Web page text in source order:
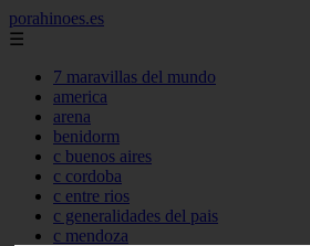
porahinoes.es
☰
7 maravillas del mundo
america
arena
benidorm
c buenos aires
c cordoba
c entre rios
c generalidades del pais
c mendoza